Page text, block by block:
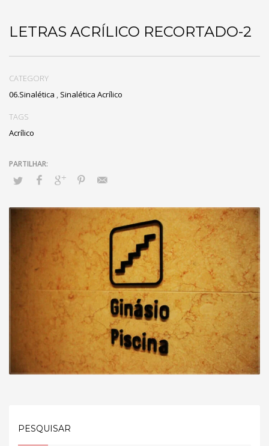
LETRAS ACRÍLICO RECORTADO-2
CATEGORY
06.Sinalética , Sinalética Acrílico
TAGS
Acrílico
PESQUISAR